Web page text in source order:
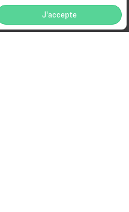
J'accepte
Politique de confidentialité